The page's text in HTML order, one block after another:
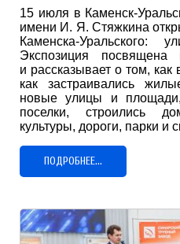
15 июля в Каменск-
имени И. Я. Стяжкина
Каменска-Уральского:
Экспозиция посвящена
и рассказывает о том,
как застраивались
новые улицы и площади,
поселки, строились
культуры, дороги, парки и
ПОДРОБНЕЕ...